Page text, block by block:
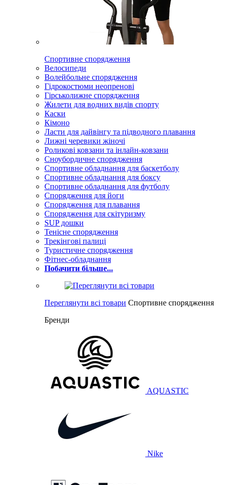
Спортивне спорядження
Велосипеди
Волейбольне спорядження
Гідрокостюми неопренові
Гірськолижне спорядження
Жилети для водних видів спорту
Каски
Кімоно
Ласти для дайвінгу та підводного плавання
Лижні черевики жіночі
Роликові ковзани та інлайн-ковзани
Сноубордичне спорядження
Спортивне обладнання для баскетболу
Спортивне обладнання для боксу
Спортивне обладнання для футболу
Спорядження для йоги
Спорядження для плавання
Спорядження для скітуризму
SUP дошки
Тенісне спорядження
Трекінгові палиці
Туристичне спорядження
Фітнес-обладнання
Побачити більше...
Переглянути всі товари Спортивне спорядження
Бренди
AQUASTIC
Nike